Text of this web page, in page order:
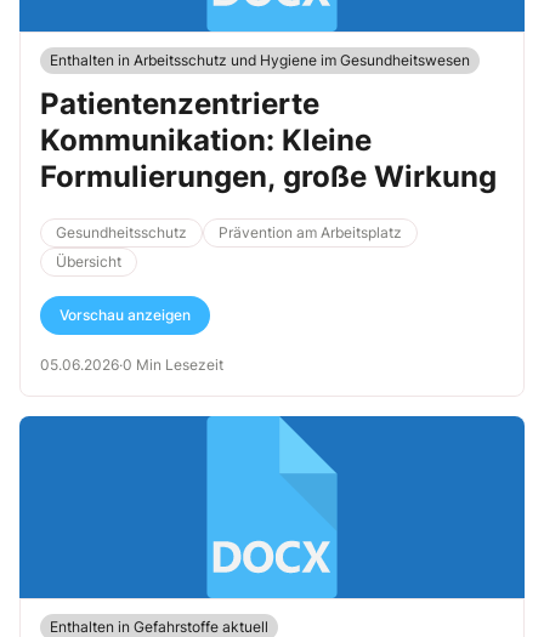
Enthalten in Arbeitsschutz und Hygiene im Gesundheitswesen
Patientenzentrierte
Kommunikation: Kleine
Formulierungen, große Wirkung
Gesundheitsschutz
Prävention am Arbeitsplatz
Übersicht
Vorschau anzeigen
05.06.2026·0 Min Lesezeit
Enthalten in Gefahrstoffe aktuell